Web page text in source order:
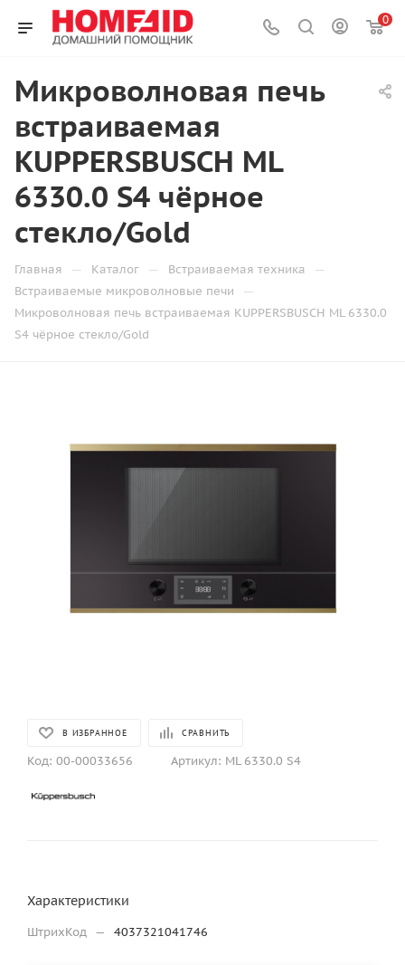
0
Микроволновая печь
встраиваемая
KUPPERSBUSCH ML
6330.0 S4 чёрное
стекло/Gold
Главная — Каталог — Встраиваемая техника —
Встраиваемые микроволновые печи —
Микроволновая печь встраиваемая KUPPERSBUSCH ML 6330.0
S4 чёрное стекло/Gold
В ИЗБРАННОЕ СРАВНИТЬ
Код: 00-00033656 Артикул: ML 6330.0 S4
Характеристики
ШтрихКод — 4037321041746